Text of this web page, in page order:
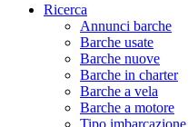
Ricerca
Annunci barche
Barche usate
Barche nuove
Barche in charter
Barche a vela
Barche a motore
Tipo imbarcazione